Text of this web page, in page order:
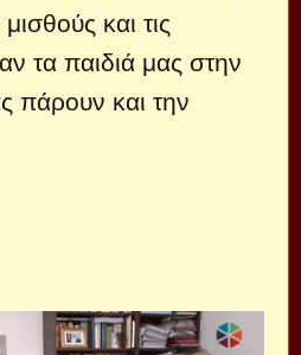
και τις
τα παιδιά μας στην
πάρουν και την